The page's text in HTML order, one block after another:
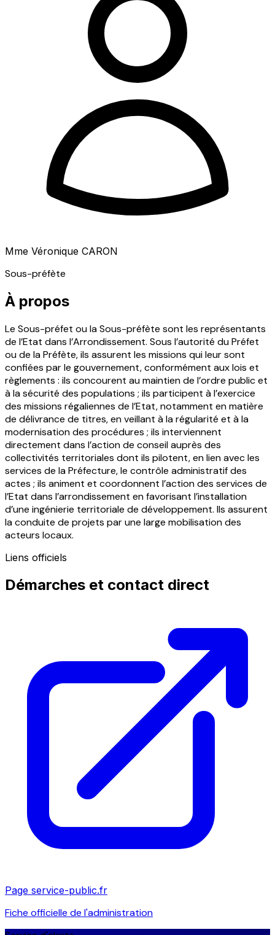
Mme Véronique CARON
Sous-préfète
À propos
Le Sous-préfet ou la Sous-préfète sont les représentants
de l’Etat dans l’Arrondissement. Sous l’autorité du Préfet
ou de la Préfète, ils assurent les missions qui leur sont
confiées par le gouvernement, conformément aux lois et
règlements : ils concourent au maintien de l’ordre public et
à la sécurité des populations ; ils participent à l’exercice
des missions régaliennes de l’Etat, notamment en matière
de délivrance de titres, en veillant à la régularité et à la
modernisation des procédures ; ils interviennent
directement dans l’action de conseil auprès des
collectivités territoriales dont ils pilotent, en lien avec les
services de la Préfecture, le contrôle administratif des
actes ; ils animent et coordonnent l’action des services de
l’Etat dans l’arrondissement en favorisant l’installation
d’une ingénierie territoriale de développement. Ils assurent
la conduite de projets par une large mobilisation des
acteurs locaux.
Liens officiels
Démarches et contact direct
Page service-public.fr
Fiche officielle de l'administration